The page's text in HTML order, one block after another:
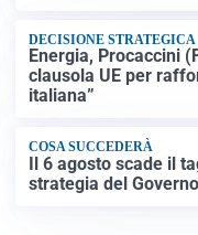
DECISIONE STRATEGICA
Energia, Procaccini
clausola UE per
italiana”
COSA SUCCEDERÀ
Il 6 agosto scade il
strategia del